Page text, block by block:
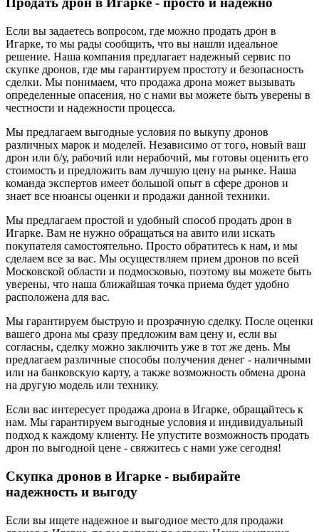
Если вы задаетесь вопросом, где можно продать дрон в
Игарке, то мы рады сообщить, что вы нашли идеальное
решение. Наша компания предлагает надежный сервис по
скупке дронов, где мы гарантируем простоту и безопасность
сделки. Мы понимаем, что продажа дрона может вызывать
определенные опасения, но с нами вы можете быть уверены в
честности и надежности процесса.
Мы предлагаем выгодные условия по выкупу дронов
различных марок и моделей. Независимо от того, новый ваш
дрон или б/у, рабочий или нерабочий, мы готовы оценить его
стоимость и предложить вам лучшую цену на рынке. Наша
команда экспертов имеет большой опыт в сфере дронов и
знает все нюансы оценки и продажи данной техники.
Мы предлагаем простой и удобный способ продать дрон в
Игарке. Вам не нужно обращаться на авито или искать
покупателя самостоятельно. Просто обратитесь к нам, и мы
сделаем все за вас. Мы осуществляем прием дронов по всей
Московской области и подмосковью, поэтому вы можете быть
уверены, что наша ближайшая точка приема будет удобно
расположена для вас.
Мы гарантируем быструю и прозрачную сделку. После оценки
вашего дрона мы сразу предложим вам цену и, если вы
согласны, сделку можно заключить уже в тот же день. Мы
предлагаем различные способы получения денег - наличными
или на банковскую карту, а также возможность обмена дрона
на другую модель или технику.
Если вас интересует продажа дрона в Игарке, обращайтесь к
нам. Мы гарантируем выгодные условия и индивидуальный
подход к каждому клиенту. Не упустите возможность продать
дрон по выгодной цене - свяжитесь с нами уже сегодня!
Скупка дронов в Игарке - выбирайте
надежность и выгоду
Если вы ищете надежное и выгодное место для продажи